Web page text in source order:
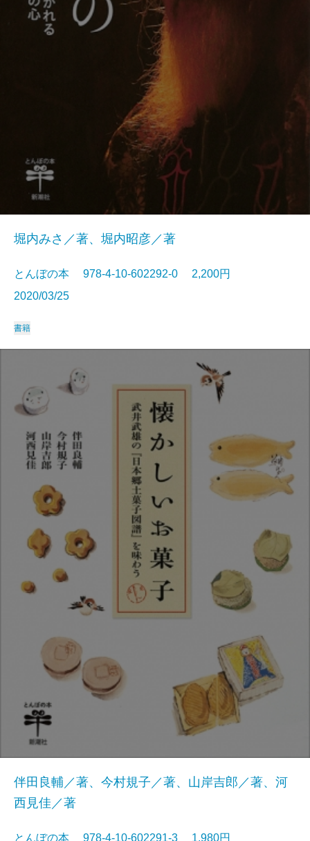
堀内みさ／著、堀内昭彦／著
とんぼの本 978-4-10-602292-0 2,200円
2020/03/25
書籍
伴田良輔／著、今村規子／著、山岸吉郎／著、河
西見佳／著
とんぼの本 978-4-10-602291-3 1,980円